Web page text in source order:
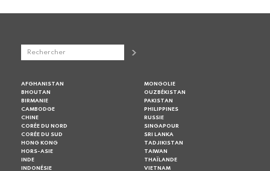
AFGHANISTAN
BHOUTAN
BIRMANIE
CAMBODGE
CHINE
CORÉE DU NORD
CORÉE DU SUD
HONG KONG
HORS-ASIE
INDE
INDONÉSIE
MONGOLIE
OUZBÉKISTAN
PAKISTAN
PHILIPPINES
RUSSIE
SINGAPOUR
SRI LANKA
TADJIKISTAN
TAIWAN
THAÏLANDE
VIETNAM